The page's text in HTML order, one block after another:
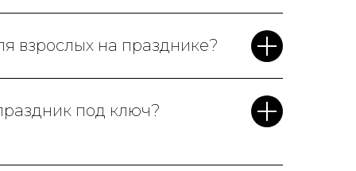
взрослых на празднике?
под ключ?